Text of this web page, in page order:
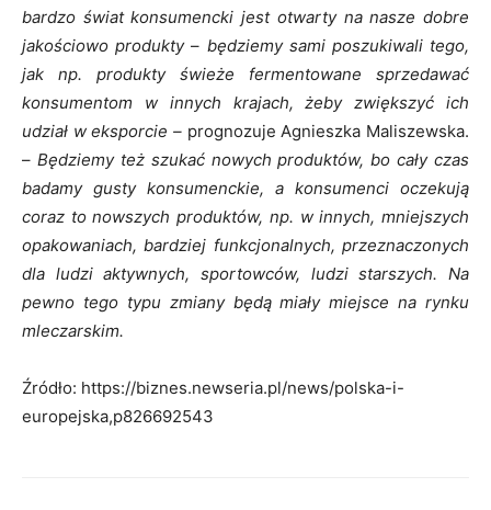
bardzo świat konsumencki jest otwarty na nasze dobre
jakościowo produkty– będziemy sami poszukiwali tego,
jak np. produkty świeże fermentowane sprzedawać
konsumentom w innych krajach, żeby zwiększyć ich
udział w eksporcie – prognozuje Agnieszka Maliszewska.
– Będziemy też szukać nowych produktów, bo cały czas
badamy gusty konsumenckie, a konsumenci oczekują
coraz to nowszych produktów, np. w innych, mniejszych
opakowaniach, bardziej funkcjonalnych, przeznaczonych
dla ludzi aktywnych, sportowców, ludzi starszych. Na
pewno tego typu zmiany będą miały miejsce na rynku
mleczarskim.
Źródło: https://biznes.newseria.pl/news/polska-i-
europejska,p826692543